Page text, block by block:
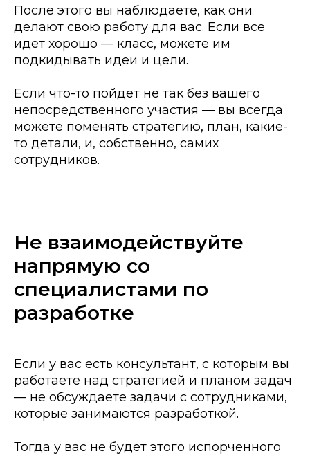
После этого вы наблюдаете, как они
делают свою работу для вас. Если все
идет хорошо — класс, можете им
подкидывать идеи и цели.
Если что-то пойдет не так без вашего
непосредственного участия — вы всегда
можете поменять стратегию, план, какие-
то детали, и, собственно, самих
сотрудников.
Не взаимодействуйте
напрямую со
специалистами по
разработке
Если у вас есть консультант, с которым вы
работаете над стратегией и планом задач
— не обсуждаете задачи с сотрудниками,
которые занимаются разработкой.
Тогда у вас не будет этого испорченного